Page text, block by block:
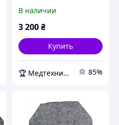
полимочевина
В наличии
3 200₴
Купить
🏆 Медтехника — 20 лет надежности 85%